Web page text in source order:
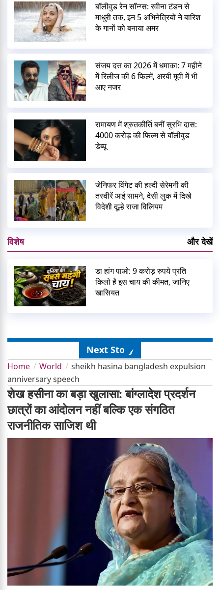
बॉलीवुड रेन सॉन्ग्स: रवीना टंडन से
माधुरी तक, इन 5 अभिनेत्रियों ने बारिश
के गानों को बनाया अमर
संजय दत्त का 2026 में धमाका: 7 महीने
में रिलीज कीं 6 फिल्में, अरबी मूवी में भी
आए नजर
रामायण में श्रुतकीर्ति बनीं सुरभि दास:
4000 करोड़ की फिल्म से बॉलीवुड
डेब्यू
जेनिफर विंगेट की हल्दी सेरेमनी की
तस्वीरें आई सामने, देसी लुक में दिखे
विदेशी दूल्हे राजा विलियम
विशेष और देखें
डा हांग पाओ: 9 करोड़ रुपये प्रति
किलो है इस चाय की कीमत, जानिए
खासियत
Next Story
Home World
sheikh hasina bangladesh expulsion
anniversary speech
शेख हसीना का बड़ा खुलासा: बांग्लादेश प्रदर्शन
छात्रों का आंदोलन नहीं बल्कि एक संगठित
राजनीतिक साजिश थी